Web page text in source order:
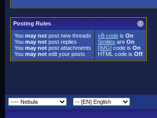
Posting Rules
You may not post new threads
You may not post replies
You may not post attachments
You may not edit your posts
vB code is On
Smilies are On
[IMG] code is On
HTML code is Off